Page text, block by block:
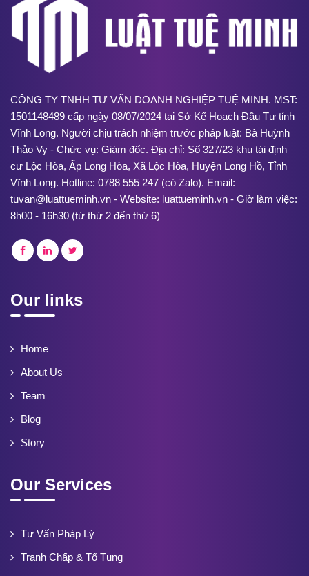
CÔNG TY TNHH TƯ VẤN DOANH NGHIỆP TUỆ MINH. MST:
1501148489 cấp ngày 08/07/2024 tại Sở Kế Hoạch Đầu Tư tỉnh
Vĩnh Long. Người chịu trách nhiệm trước pháp luật: Bà Huỳnh
Thảo Vy - Chức vụ: Giám đốc. Địa chỉ: Số 327/23 khu tái định
cư Lộc Hòa, Ấp Long Hòa, Xã Lộc Hòa, Huyện Long Hồ, Tỉnh
Vĩnh Long. Hotline: 0788 555 247 (có Zalo). Email:
tuvan@luattueminh.vn - Website: luattueminh.vn - Giờ làm việc:
8h00 - 16h30 (từ thứ 2 đến thứ 6)
Our links
Home
About Us
Team
Blog
Story
Our Services
Tư Vấn Pháp Lý
Tranh Chấp & Tố Tụng